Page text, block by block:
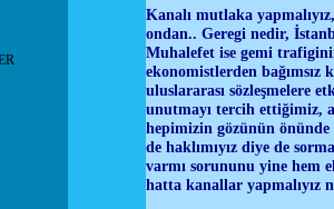
Kanalı mutlaka
ondan.. Geregi nedir,
Muhalefet ise gemi
ekonomistlerden
uluslararası sözleşmelere
unutmayı tercih ettiğimiz,
hepimizin gözünün
de haklımıyız diye de
varmı sorununu yine hem
hatta kanallar yapmalıyız